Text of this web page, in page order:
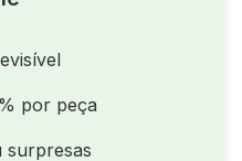
por peça
surpresas